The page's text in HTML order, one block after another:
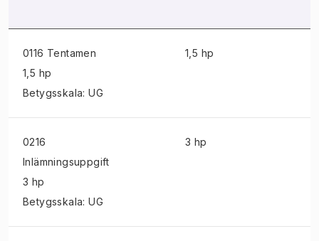
0116 Tentamen
1,5 hp
Betygsskala: UG
1,5 hp
0216
Inlämningsuppgift
3 hp
Betygsskala: UG
3 hp